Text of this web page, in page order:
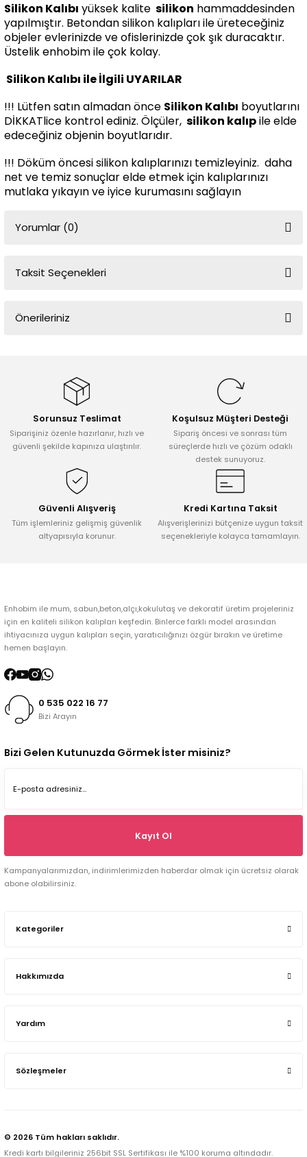
Silikon Kalıbı yüksek kalite silikon hammaddesinden
yapılmıştır. Betondan silikon kalıpları ile üreteceğiniz
objeler evlerinizde ve ofislerinizde çok şık duracaktır.
Üstelik enhobim ile çok kolay.
Silikon Kalıbı ile İlgili UYARILAR
!!! Lütfen satın almadan önce Silikon Kalıbı boyutlarını
DİKKATlice kontrol ediniz. Ölçüler, silikon kalıpile elde
edeceğiniz objenin boyutlarıdır.
!!! Döküm öncesi silikon kalıplarınızı temizleyiniz. daha
net ve temiz sonuçlar elde etmek için kalıplarınızı
mutlaka yıkayın ve iyice kurumasını sağlayın
Yorumlar (0)
Taksit Seçenekleri
Önerileriniz
tarafımıza iletebilirsiniz.
Görüş ve önerileriniz için teşekkür ederiz.
Ürün resmi kalitesiz, bozuk veya görüntülenemiyor.
Ürün açıklamasında eksik bilgiler bulunuyor.
Ürün fiyatı diğer sitelerden daha pahalı.
Bu ürüne benzer farklı alternatifler olmalı.
Sorunsuz Teslimat
Siparişiniz özenle hazırlanır, hızlı ve
güvenli şekilde kapınıza ulaştırılır.
Koşulsuz Müşteri Desteği
Sipariş öncesi ve sonrası tüm
süreçlerde hızlı ve çözüm odaklı
destek sunuyoruz.
Güvenli Alışveriş
Tüm işlemleriniz gelişmiş güvenlik
altyapısıyla korunur.
Kredi Kartına Taksit
Alışverişlerinizi bütçenize uygun taksit
seçenekleriyle kolayca tamamlayın.
Enhobim ile mum, sabun,beton,alçı,kokulutaş ve dekoratif üretim projeleriniz
için en kaliteli silikon kalıpları keşfedin. Binlerce farklı model arasından
ihtiyacınıza uygun kalıpları seçin, yaratıcılığınızı özgür bırakın ve üretime
hemen başlayın.
0 535 022 16 77
Bizi Arayın
Kategoriler
Hakkımızda
Yardım
Sözleşmeler
Bizi Gelen Kutunuzda Görmek İster misiniz?
Kayıt Ol
Kampanyalarımızdan, indirimlerimizden haberdar olmak için ücretsiz olarak
abone olabilirsiniz.
© 2026 Tüm hakları saklıdır.
Kredi kartı bilgileriniz 256bit SSL Sertifikası ile %100 koruma altındadır.